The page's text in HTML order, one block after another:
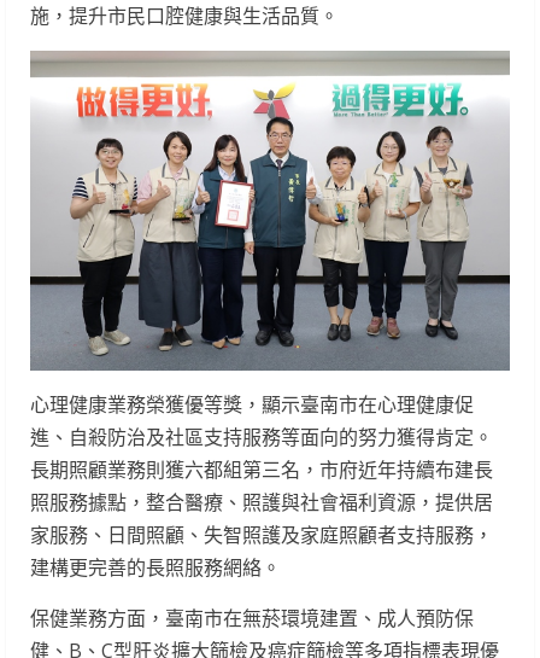
施，提升市民口腔健康與生活品質。
心理健康業務榮獲優等獎，顯示臺南市在心理健康促
進、自殺防治及社區支持服務等面向的努力獲得肯定。
長期照顧業務則獲六都組第三名，市府近年持續布建長
照服務據點，整合醫療、照護與社會福利資源，提供居
家服務、日間照顧、失智照護及家庭照顧者支持服務，
建構更完善的長照服務網絡。
保健業務方面，臺南市在無菸環境建置、成人預防保
健、B、C型肝炎擴大篩檢及癌症篩檢等多項指標表現優